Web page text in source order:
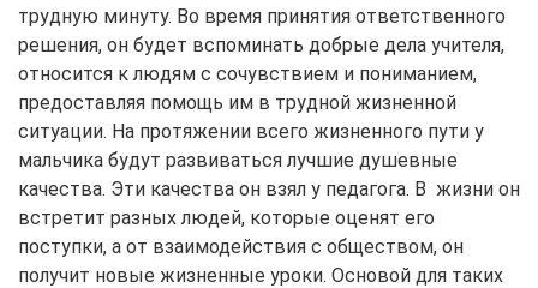
трудную минуту. Во время принятия ответственного
решения, он будет вспоминать добрые дела учителя,
относится к людям с сочувствием и пониманием,
предоставляя помощь им в трудной жизненной
ситуации. На протяжении всего жизненного пути у
мальчика будут развиваться лучшие душевные
качества. Эти качества он взял у педагога. В жизни он
встретит разных людей, которые оценят его
поступки, а от взаимодействия с обществом, он
получит новые жизненные уроки. Основой для таких